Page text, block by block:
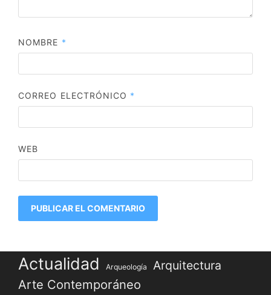
NOMBRE *
CORREO ELECTRÓNICO *
WEB
Actualidad Arqueología Arquitectura
Arte Contemporáneo